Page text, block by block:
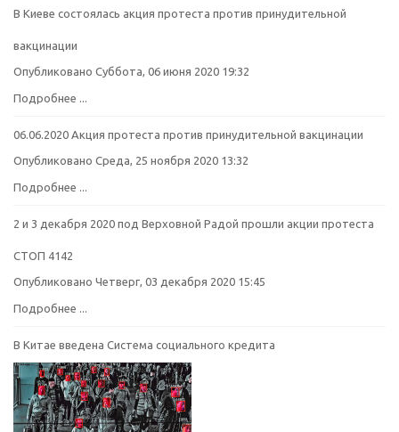
В Киеве состоялась акция протеста против принудительной
вакцинации
Опубликовано Суббота, 06 июня 2020 19:32
Подробнее ...
06.06.2020 Акция протеста против принудительной вакцинации
Опубликовано Среда, 25 ноября 2020 13:32
Подробнее ...
2 и 3 декабря 2020 под Верховной Радой прошли акции протеста
СТОП 4142
Опубликовано Четверг, 03 декабря 2020 15:45
Подробнее ...
В Китае введена Система социального кредита